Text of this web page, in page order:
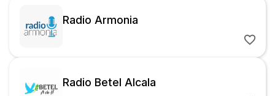
Radio Armonia
Radio Betel Alcala